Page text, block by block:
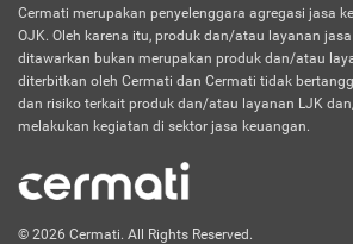
Cermati merupakan penyelenggara agregasi jasa
OJK. Oleh karena itu, produk dan/atau layanan
ditawarkan bukan merupakan produk dan/atau
diterbitkan oleh Cermati dan Cermati tidak
dan risiko terkait produk dan/atau layanan LJK
melakukan kegiatan di sektor jasa keuangan.
© 2026 Cermati. All Rights Reserved.